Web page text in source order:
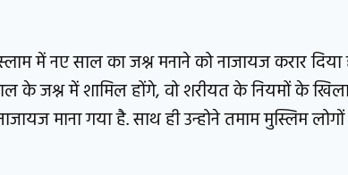
में नए साल का जश्न मनाने को नाजायज करार
के जश्न में शामिल होंगे, वो शरीयत के नियमों के
माना गया है. साथ ही उन्होने तमाम मुस्लिम